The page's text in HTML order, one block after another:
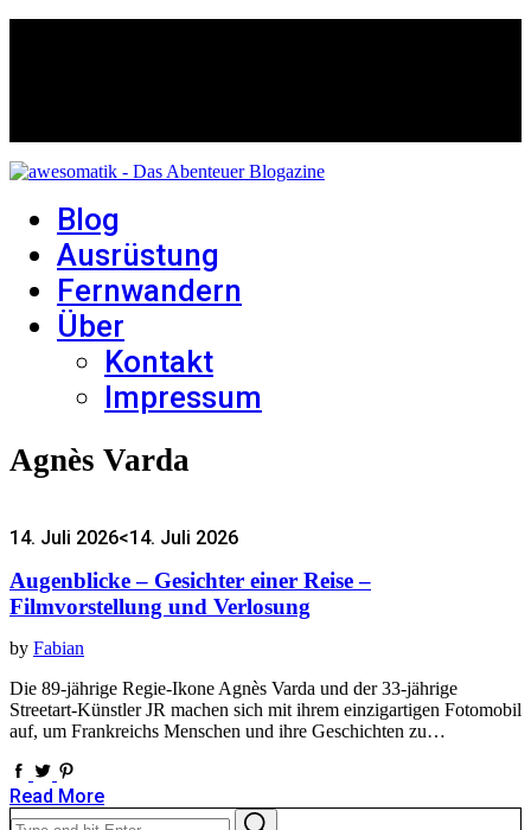
Blog
Ausrüstung
Fernwandern
Über
Kontakt
Impressum
Agnès Varda
14. Juli 2026<14. Juli 2026
Augenblicke – Gesichter einer Reise –
Filmvorstellung und Verlosung
by Fabian
Die 89-jährige Regie-Ikone Agnès Varda und der 33-jährige
Streetart-Künstler JR machen sich mit ihrem einzigartigen Fotomobil
auf, um Frankreichs Menschen und ihre Geschichten zu…
Read More
Search